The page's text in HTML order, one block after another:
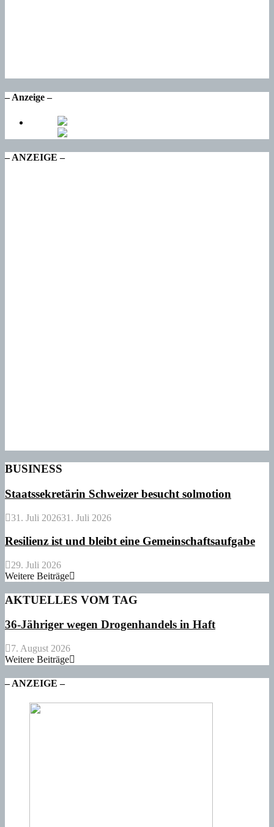
– Anzeige –
– ANZEIGE –
BUSINESS
Staatssekretärin Schweizer besucht solmotion
31. Juli 202631. Juli 2026
Resilienz ist und bleibt eine Gemeinschaftsaufgabe
29. Juli 2026
Weitere Beiträge
AKTUELLES VOM TAG
36-Jähriger wegen Drogenhandels in Haft
7. August 2026
Weitere Beiträge
– ANZEIGE –